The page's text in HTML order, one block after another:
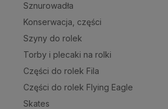
Sznurowadła
Konserwacja, części
Szyny do rolek
Torby i plecaki na rolki
Części do rolek Fila
Części do rolek Flying Eagle
Skates